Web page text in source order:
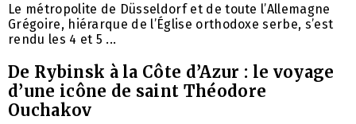
Le métropolite de Düsseldorf et de toute l’Allemagne
Grégoire, hiérarque de l’Église orthodoxe serbe, s’est
rendu les 4 et 5 ...
De Rybinsk à la Côte d’Azur : le voyage
d’une icône de saint Théodore
Ouchakov